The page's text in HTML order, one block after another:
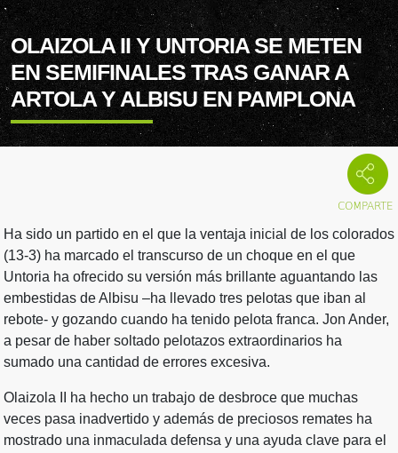
OLAIZOLA II Y UNTORIA SE METEN
EN SEMIFINALES TRAS GANAR A
ARTOLA Y ALBISU EN PAMPLONA
Ha sido un partido en el que la ventaja inicial de los colorados
(13-3) ha marcado el transcurso de un choque en el que
Untoria ha ofrecido su versión más brillante aguantando las
embestidas de Albisu –ha llevado tres pelotas que iban al
rebote- y gozando cuando ha tenido pelota franca. Jon Ander,
a pesar de haber soltado pelotazos extraordinarios ha
sumado una cantidad de errores excesiva.
Olaizola II ha hecho un trabajo de desbroce que muchas
veces pasa inadvertido y además de preciosos remates ha
mostrado una inmaculada defensa y una ayuda clave para el